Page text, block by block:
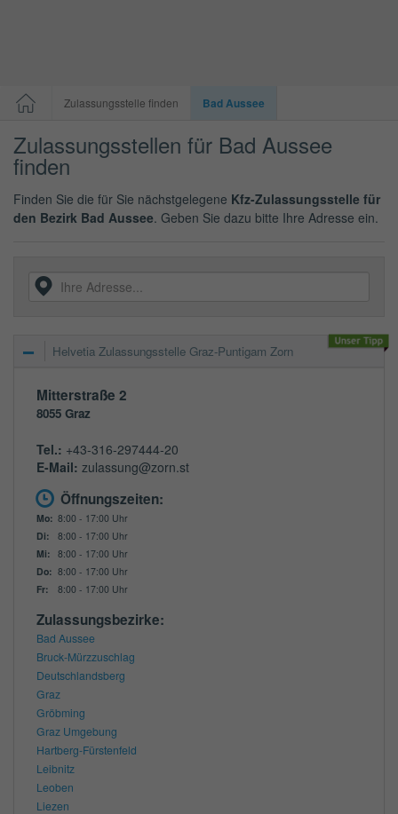
Zulassungsstelle finden Bad Aussee
Zulassungsstellen für Bad Aussee
finden
Finden Sie die für Sie nächstgelegene Kfz-Zulassungsstelle für
den Bezirk Bad Aussee. Geben Sie dazu bitte Ihre Adresse ein.
Helvetia Zulassungsstelle Graz-Puntigam Zorn
Mitterstraße 2
8055 Graz
Tel.: +43-316-297444-20
E-Mail: zulassung@zorn.st
Öffnungszeiten:
Mo: 8:00 - 17:00 Uhr
Di:
8:00 - 17:00 Uhr
Mi: 8:00 - 17:00 Uhr
Do: 8:00 - 17:00 Uhr
Fr:
8:00 - 17:00 Uhr
Zulassungsbezirke:
Bad Aussee
Bruck-Mürzzuschlag
Deutschlandsberg
Graz
Gröbming
Graz Umgebung
Hartberg-Fürstenfeld
Leibnitz
Leoben
Liezen